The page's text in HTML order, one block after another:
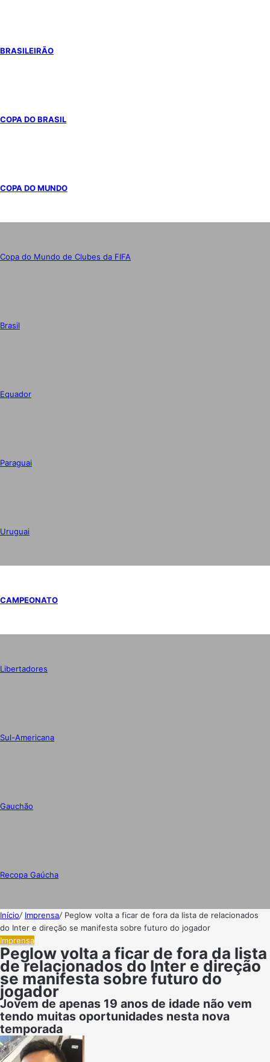
BRASILEIRÃO
COPA DO BRASIL
COPA DO MUNDO
Copa do Mundo de Clubes da FIFA
Brasil
Equador
Paraguai
Uruguai
CAMPEONATO
Libertadores
Sul-Americana
Gauchão
Recopa Gaúcha
Início/ Imprensa/ Peglow volta a ficar de fora da lista de relacionados
do Inter e direção se manifesta sobre futuro do jogador
Imprensa
Peglow volta a ficar de fora da lista
de relacionados do Inter e direção
se manifesta sobre futuro do
jogador
Jovem de apenas 19 anos de idade não vem
tendo muitas oportunidades nesta nova
temporada